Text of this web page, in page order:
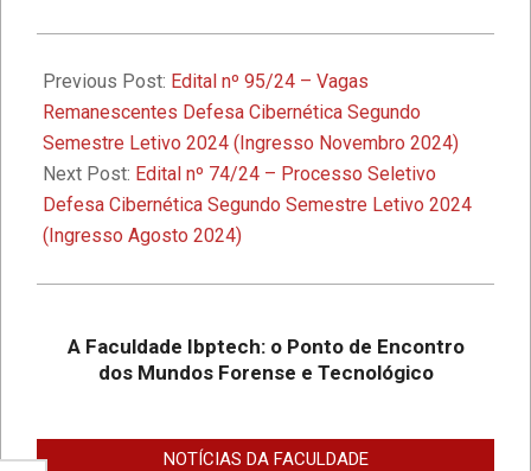
10-
16
Previous Post: Edital nº 95/24 – Vagas
Remanescentes Defesa Cibernética Segundo
Semestre Letivo 2024 (Ingresso Novembro 2024)
Next Post: Edital nº 74/24 – Processo Seletivo
Defesa Cibernética Segundo Semestre Letivo 2024
(Ingresso Agosto 2024)
A Faculdade Ibptech: o Ponto de Encontro
dos Mundos Forense e Tecnológico
NOTÍCIAS DA FACULDADE
1º Fórum de Extensão da Faculdade
Ibptech
A Faculdade Ibptech: o Ponto de
Encontro dos Mundos Forense e
Tecnológico
Cibernética para ingresso com
vestibular, Enem ou 2a. graduação na
Faculdade IBPTECH Lança Projeto
Promover Segurança na Internet